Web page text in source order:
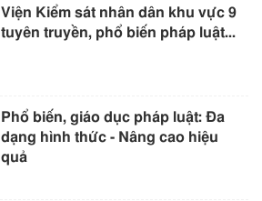
Viện Kiểm sát nhân dân khu vực 9
tuyên truyền, phổ biến pháp luật...
Phổ biến, giáo dục pháp luật: Đa
dạng hình thức - Nâng cao hiệu
quả